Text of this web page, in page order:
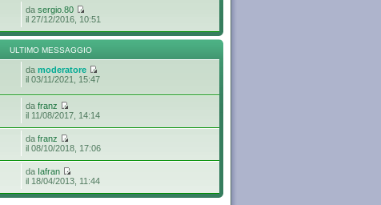
dasergio.80
il 27/12/2016, 10:51
ULTIMO MESSAGGIO
damoderatore
il 03/11/2021, 15:47
dafranz
il 11/08/2017, 14:14
dafranz
il 08/10/2018, 17:06
da Iafran
il 18/04/2013, 11:44